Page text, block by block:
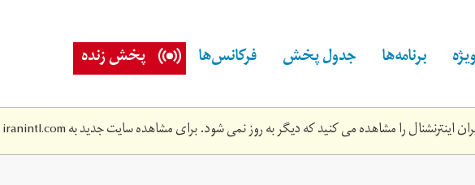
برنامه‌ها جدول پخش فرکانس‌ها پخش زنده
اینترنشنال را مشاهده می کنید که دیگر به روز نمی شود. برای مشاهده سایت جدید بهiranintl.com